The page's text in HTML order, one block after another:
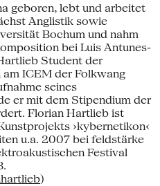
geboren, lebt und arbeitet
Anglistik sowie
Bochum und nahm
bei Luis Antunes-
Student der
ICEM der Folkwang
seines
er mit dem Stipendium der
Florian Hartlieb ist
›kybernetikon‹
u.a. 2007 bei feldstärke
Festival
)